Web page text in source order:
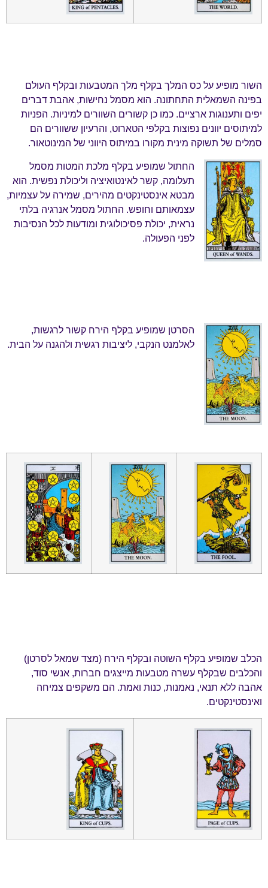
השור מופיע על כס המלך בקלף מלך המטבעות ובקלף העולם
בפינה השמאלית התחתונה. הוא מסמל נחישות, אהבת דברים
יפים ותענוגות ארציים. כמו כן קשורים השוורים למיניות. הפניות
למיתוסים יוונים נפוצות בקלפי הטארוט, והרעיון ששוורים הם
סמלים של תשוקה מינית מקורו במיתוס היווני של המינוטאור.
החתול שמופיע בקלף מלכת המטות מסמל
תעלומה, קשר לאינטואיציה וליכולת נפשית. הוא
מבטא אינסטינקטים מהירים, שמירה על עצמיות,
עצמאותם וחופש. החתול מסמל אנרגיה בלתי
נראית, יכולת פסיכולוגית ומודעות לכל הנסיבות
לפני הפעולה.
הסרטן שמופיע בקלף הירח קשור לרגשות,
לאלמנט הנקבי, ליציבות רגשית ולהגנה על הבית.
הכלב שמופיע בקלף השוטה ובקלף הירח (מצד שמאל לסרטן)
והכלבים שבקלף עשרה מטבעות מייצגים חברות, אנשי סוד,
אהבה ללא תנאי, נאמנות, כנות ואמת. הם משקפים צמיחה
ואינסטינקטים.